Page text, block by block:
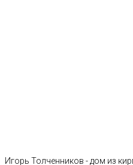
Игорь Толченников - дом из